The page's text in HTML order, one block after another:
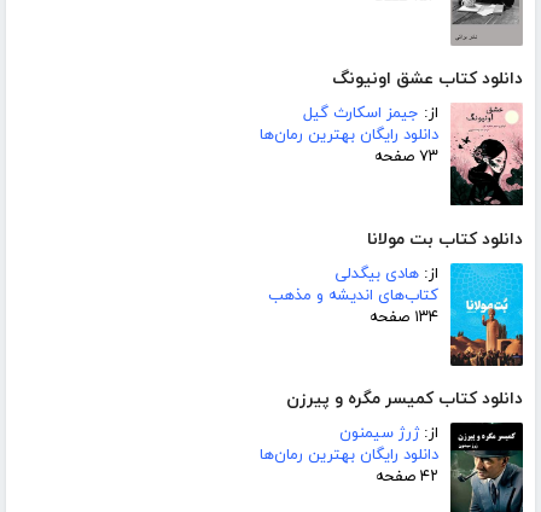
دانلود کتاب عشق اونیونگ
از: جیمز اسکارث گیل
دانلود رایگان بهترین رمان‌ها
۷۳ صفحه
دانلود کتاب بت مولانا
از: هادی بیگدلی
کتاب‌های اندیشه و مذهب
۱۳۴ صفحه
دانلود کتاب کمیسر مگره و پیرزن
از:ژرژ سیمنون
دانلود رایگان بهترین رمان‌ها
۴۲ صفحه